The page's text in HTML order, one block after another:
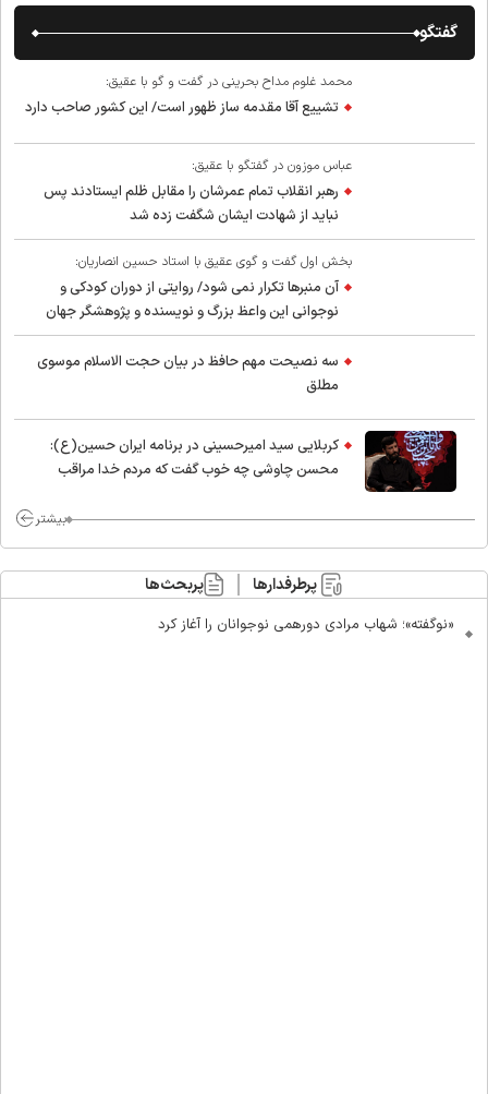
گفتگو
محمد غلوم مداح بحرینی در گفت و گو با عقیق:
تشییع آقا مقدمه ساز ظهور است/ این کشور صاحب دارد
عباس موزون در گفتگو با عقیق:
رهبر انقلاب تمام عمرشان را مقابل ظلم ایستادند پس
نباید از شهادت ایشان شگفت زده شد
بخش اول گفت و گوی عقیق با استاد حسین انصاریان:
آن منبرها تکرار نمی شود/ روایتی از دوران کودکی و
نوجوانی این واعظ بزرگ و نویسنده و پژوهشگر جهان
اسلام
سه نصیحت مهم حافظ در بیان حجت الاسلام موسوی
مطلق
کربلایی سید امیر‌حسینی در برنامه ایران حسین(ع):
محسن چاوشی چه خوب گفت که مردم خدا مراقب
بیشتر
پرطرفدارها پربحث‌ها
«نوگفته»؛ شهاب مرادی دورهمی نوجوانان را آغاز کرد